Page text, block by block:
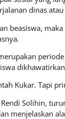
dinas
beasiswa,
Kukar. Tapi
Solihin,
menjelaskan